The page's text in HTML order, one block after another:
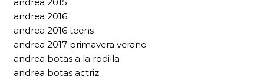
andrea 2015
andrea 2016
andrea 2016 teens
andrea 2017 primavera verano
andrea botas a la rodilla
andrea botas actriz